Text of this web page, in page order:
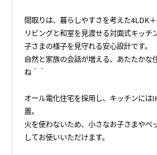
間取りは、暮らしやすさを考えた4LDK＋
リビングと和室を見渡せる対面式キッチ
子さまの様子を見守れる安心設計です。
自然と家族の会話が増える、あたたかな
ね＾＾
オール電化住宅を採用し、キッチンには
置。
火を使わないため、小さなお子さまやペ
してお使いいただけます。